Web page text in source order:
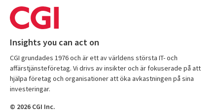
Insights you can act on
CGI grundades 1976 och är ett av världens största IT- och
affärstjänsteföretag. Vi drivs av insikter och är fokuserade på att
hjälpa företag och organisationer att öka avkastningen på sina
investeringar.
© 2026 CGI Inc.